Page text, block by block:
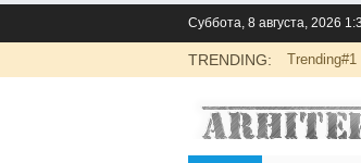
Суббота, 8 августа, 2026
TRENDING: Trending#1